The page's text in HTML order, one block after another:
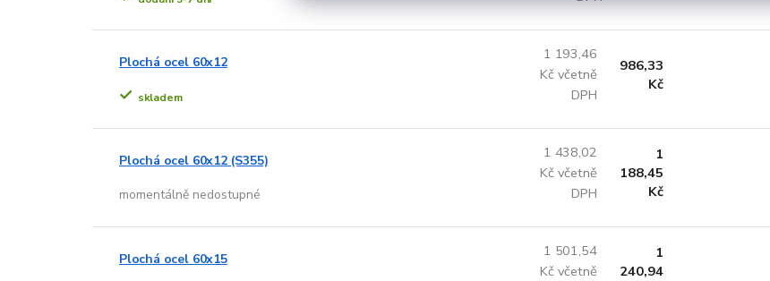
Plochá ocel 60x12
skladem
1 193,46
Kč včetně
DPH
986,33
Kč
Plochá ocel 60x12 (S355)
momentálně nedostupné
1 438,02
Kč včetně
DPH
1
188,45
Kč
Plochá ocel 60x15
1 501,54
Kč včetně
1
240,94